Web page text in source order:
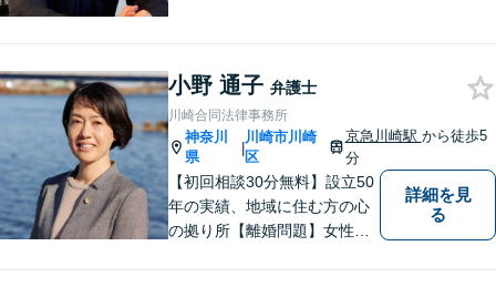
作りに尽力しています。【初
回無料相談】【東京・神奈川
エリア】
小野 通子 弁護士
川崎合同法律事務所
神奈川
県
|
川崎市川崎
区
京急川崎駅 から徒歩5
分
【初回相談30分無料】設立50
年の実績、地域に住む方の心
の拠り所【離婚問題】女性弁
詳細を見
る